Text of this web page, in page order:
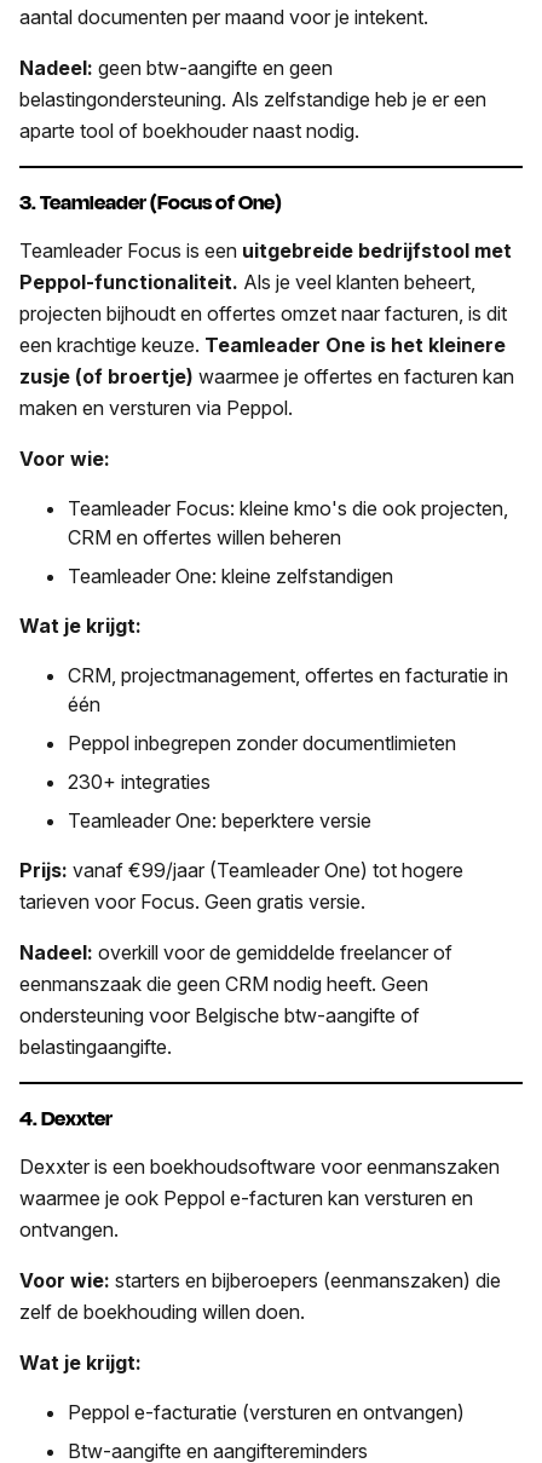
aantal documenten per maand voor je intekent.
Nadeel: geen btw-aangifte en geen
belastingondersteuning. Als zelfstandige heb je er een
aparte tool of boekhouder naast nodig.
3. Teamleader (Focus of One)
Teamleader Focus is een uitgebreide bedrijfstool met
Peppol-functionaliteit. Als je veel klanten beheert,
projecten bijhoudt en offertes omzet naar facturen, is dit
een krachtige keuze. Teamleader One is het kleinere
zusje (of broertje) waarmee je offertes en facturen kan
maken en versturen via Peppol.
Voor wie:
Teamleader Focus: kleine kmo's die ook projecten,
CRM en offertes willen beheren
Teamleader One: kleine zelfstandigen
Wat je krijgt:
CRM, projectmanagement, offertes en facturatie in
één
Peppol inbegrepen zonder documentlimieten
230+ integraties
Teamleader One: beperktere versie
Prijs: vanaf €99/jaar (Teamleader One) tot hogere
tarieven voor Focus. Geen gratis versie.
Nadeel: overkill voor de gemiddelde freelancer of
eenmanszaak die geen CRM nodig heeft. Geen
ondersteuning voor Belgische btw-aangifte of
belastingaangifte.
4. Dexxter
Dexxter is een boekhoudsoftware voor eenmanszaken
waarmee je ook Peppol e-facturen kan versturen en
ontvangen.
Voor wie: starters en bijberoepers (eenmanszaken) die
zelf de boekhouding willen doen.
Wat je krijgt:
Peppol e-facturatie (versturen en ontvangen)
Btw-aangifte en aangiftereminders